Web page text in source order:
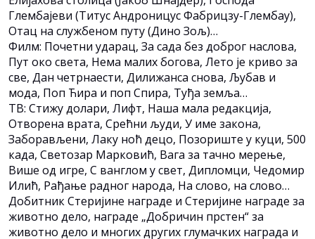
Глембајеви (Титус Андроницус Фабрицзy-Глембаy),
Отац на службеном путу (Дино Зољ)…
Филм: Почетни ударац, За сада без доброг наслова,
Пут око света, Нема малих богова, Лето је криво за
све, Дан четрнаести, Дилижанса снова, Љубав и
мода, Поп Ћира и поп Спира, Туђа земља…
ТВ: Стижу долари, Лифт, Наша мала редакција,
Отворена врата, Срећни људи, У име закона,
Заборављени, Лаку ноћ децо, Позориште у куци, 500
када, Светозар Марковић, Вага за тачно мерење,
Више од игре, С ванглом у свет, Дипломци, Чедомир
Илић, Рађање радног народа, На слово, на слово…
Добитник Стеријине награде и Стеријине награде за
животно дело, награде „Добричин прстен“ за
животно дело и многих других глумачких награда и